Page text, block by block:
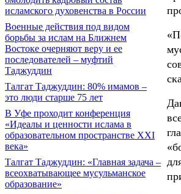
исламского духовенства в России
Военные действия под видом
борьбы за ислам на Ближнем
Востоке очерняют веру и ее
последователей – муфтий
Таджуддин
Талгат Таджуддин: 80% имамов –
это люди старше 75 лет
В Уфе проходит конференция
«Идеалы и ценности ислама в
образовательном пространстве XXI
века»
Талгат Таджуддин: «Главная задача –
всеохватывающее мусульманское
образование»